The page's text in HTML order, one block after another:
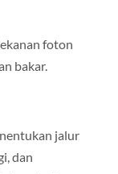
foton
bakar.
jalur
dan